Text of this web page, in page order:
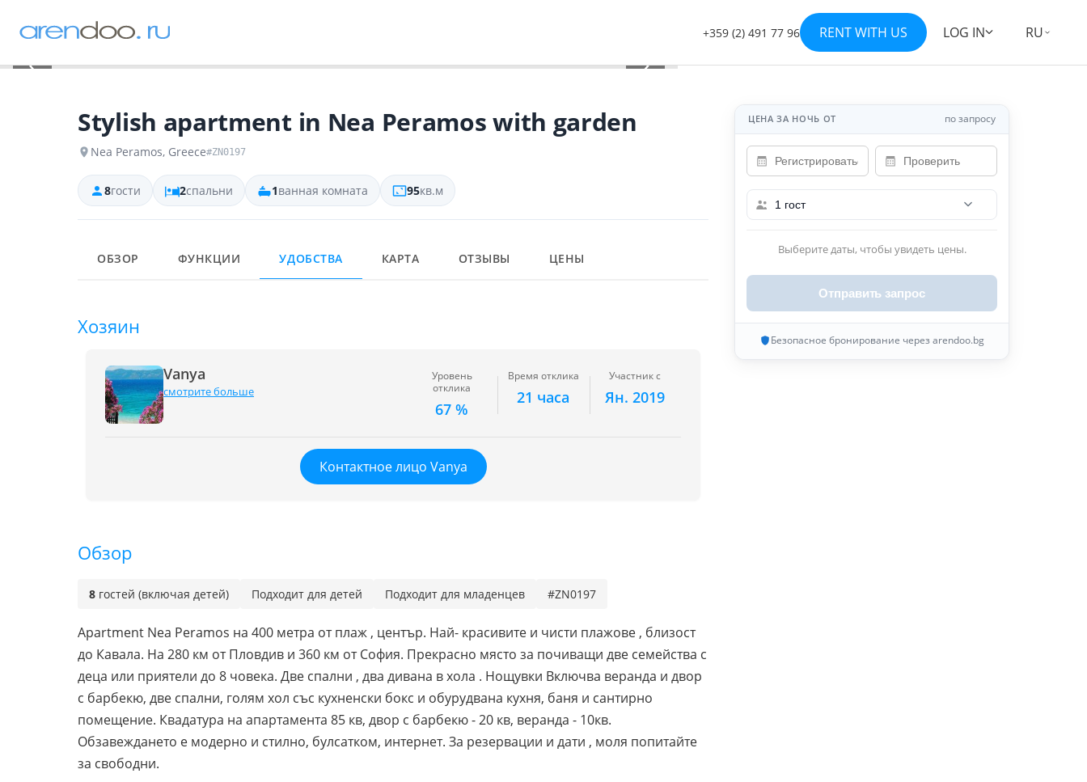
+359 (2) 491 77 96 RENT WITH US LOG IN RU
‹ ›
Показать все 16 фотографий
Stylish apartment in Nea Peramos with garden
Nea Peramos, Greece#ZN0197
8гости 2спальни 1ванная комната 95кв.м
ОБЗОР ФУНКЦИИ УДОБСТВА КАРТА ОТЗЫВЫ ЦЕНЫ
Хозяин
Vanya
смотрите больше
Уровень
отклика
67 %
Время отклика
21 часа
Участник с
Ян. 2019
Контактное лицо Vanya
Обзор
8 гостей (включая детей) Подходит для детей Подходит для младенцев #ZN0197
Аpartment Nea Peramos на 400 метра от плаж , център. Най- красивите и чисти плажове , близост
до Кавала. На 280 км от Пловдив и 360 км от София. Прекрасно място за почиващи две семейства с
деца или приятели до 8 човека. Две спални , два дивана в хола . Нощувки Включва веранда и двор
с барбекю, две спални, голям хол със кухненски бокс и обурудвана кухня, баня и сантирно
помещение. Квадатура на апартамента 85 кв, двор с барбекю - 20 кв, веранда - 10кв.
Обзавеждането е модерно и стилно, булсатком, интернет. За резервации и дати , моля попитайте
за свободни.
ЦЕНА ЗА НОЧЬ ОТ по запросу
1 гост
Выберите даты, чтобы увидеть цены.
Отправить запрос
Безопасное бронирование через arendoo.bg